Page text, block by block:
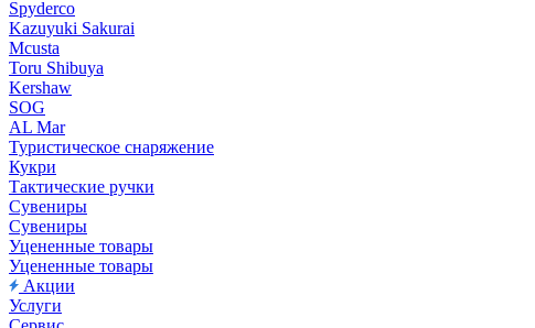
Spyderco
Kazuyuki Sakurai
Mcusta
Toru Shibuya
Kershaw
SOG
AL Mar
Туристическое снаряжение
Кукри
Тактические ручки
Сувениры
Сувениры
Уцененные товары
Уцененные товары
Акции
Услуги